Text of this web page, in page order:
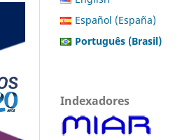
Español (España)
Português (Brasil)
Indexadores